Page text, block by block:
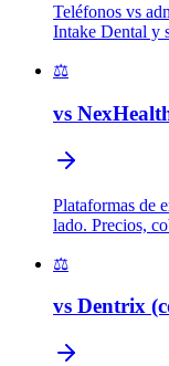
Teléfonos vs
Intake Dental y
⚖️
vs
Plataformas de
lado. Precios,
⚖️
vs Dentrix